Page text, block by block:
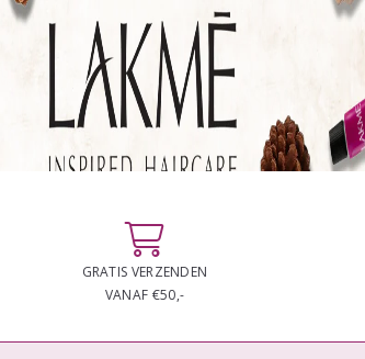
GRATIS VERZENDEN
VANAF €50,-